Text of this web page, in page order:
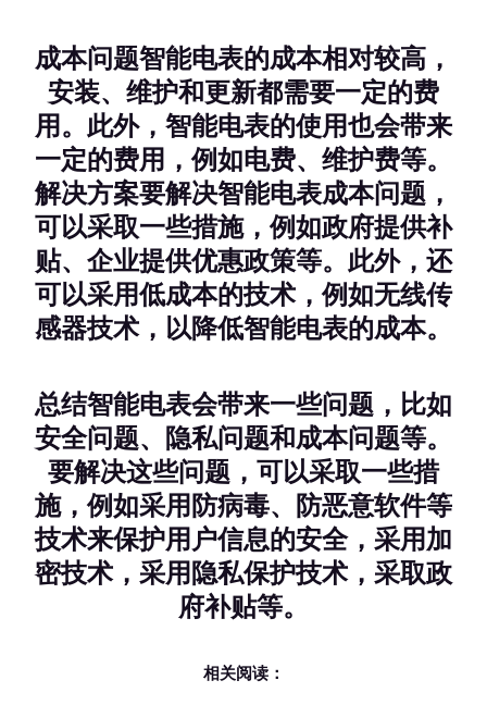
成本问题智能电表的成本相对较高，
安装、维护和更新都需要一定的费
用。此外，智能电表的使用也会带来
一定的费用，例如电费、维护费等。
解决方案要解决智能电表成本问题，
可以采取一些措施，例如政府提供补
贴、企业提供优惠政策等。此外，还
可以采用低成本的技术，例如无线传
感器技术，以降低智能电表的成本。
总结智能电表会带来一些问题，比如
安全问题、隐私问题和成本问题等。
要解决这些问题，可以采取一些措
施，例如采用防病毒、防恶意软件等
技术来保护用户信息的安全，采用加
密技术，采用隐私保护技术，采取政
府补贴等。
相关阅读：